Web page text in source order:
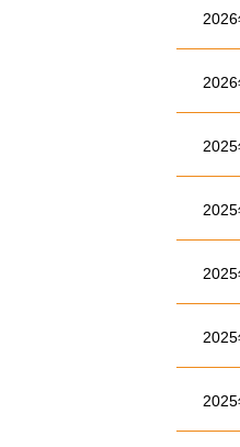
2026
2026
2025
2025
2025
2025
2025